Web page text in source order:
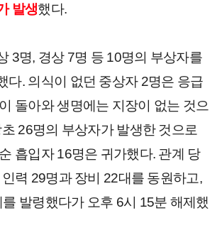
발생했다.
3명, 경상 7명 등 10명의 부상자를
다. 의식이 없던 중상자 2명은 응급
돌아와 생명에는 지장이 없는 것으
26명의 부상자가 발생한 것으로
흡입자 16명은 귀가했다. 관계 당
력 29명과 장비 22대를 동원하고,
발령했다가 오후 6시 15분 해제했